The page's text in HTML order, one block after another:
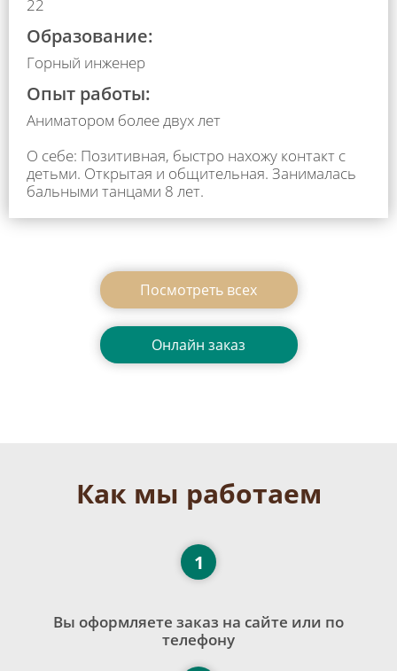
22
Образование:
Горный инженер
Опыт работы:
Аниматором более двух лет
О себе: Позитивная, быстро нахожу контакт с
детьми. Открытая и общительная. Занималась
бальными танцами 8 лет.
Посмотреть всеx
Онлайн заказ
Как мы работаем
Вы оформляете заказ на сайте или по
телефону
1